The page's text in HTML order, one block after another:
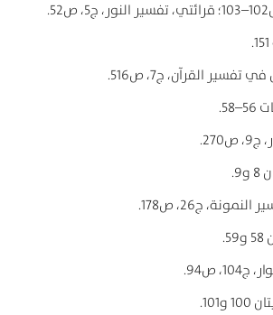
تفسير القرآن، ج7، ص516.
ج26، ص178.
ص94.